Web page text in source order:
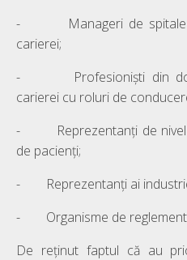
- Manageri de spitale
carierei;
- Profesioniști din
carierei cu roluri de
- Reprezentanți de nivel
de pacienți;
- Reprezentanți ai
- Organisme de
De reținut faptul că au